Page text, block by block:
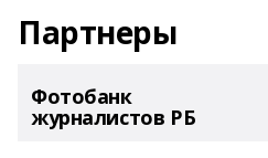
Партнеры
Фотобанк
журналистов РБ